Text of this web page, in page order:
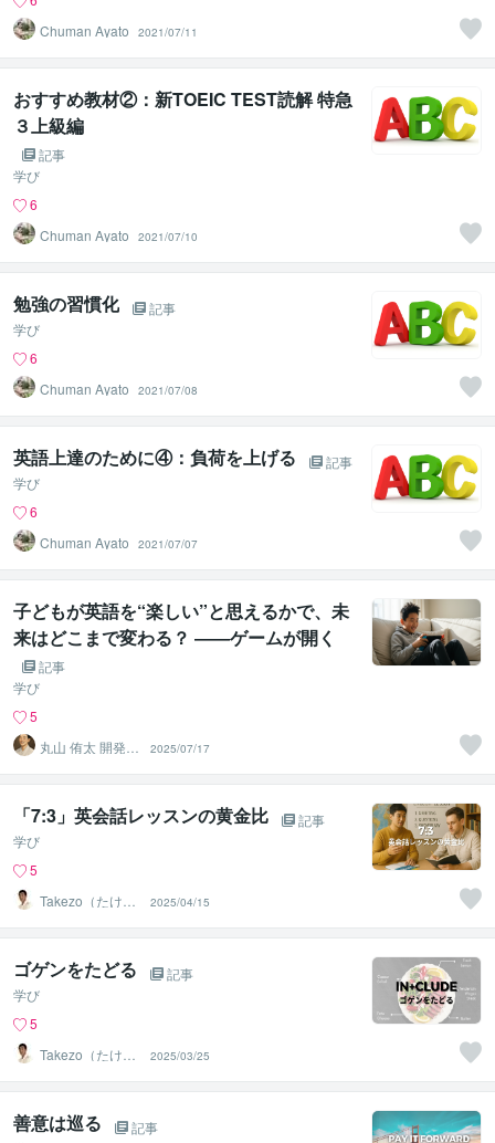
Chuman Ayato
2021/07/11
おすすめ教材②：新TOEIC TEST読解 特急
３上級編
記事
学び
6
Chuman Ayato
2021/07/10
勉強の習慣化
記事
学び
6
Chuman Ayato
2021/07/08
英語上達のために④：負荷を上げる
記事
学び
6
Chuman Ayato
2021/07/07
子どもが英語を“楽しい”と思えるかで、未
来はどこまで変わる？ ――ゲームが開く
〈内発的動機づけ〉の扉――
記事
学び
5
丸山 侑太 開発・
マーケティング
2025/07/17
「7:3」英会話レッスンの黄金比
記事
学び
5
Takezo（たけぞ
2025/04/15
ゴゲンをたどる
記事
学び
5
Takezo（たけぞ
2025/03/25
善意は巡る
記事